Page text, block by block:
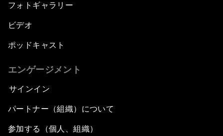
フォトギャラリー
ビデオ
ポッドキャスト
エンゲージメント
サインイン
パートナー（組織）について
参加する（個人、組織）